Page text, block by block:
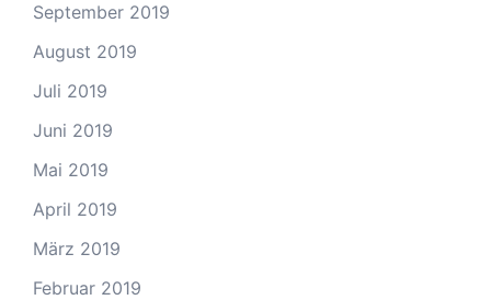
September 2019
August 2019
Juli 2019
Juni 2019
Mai 2019
April 2019
März 2019
Februar 2019